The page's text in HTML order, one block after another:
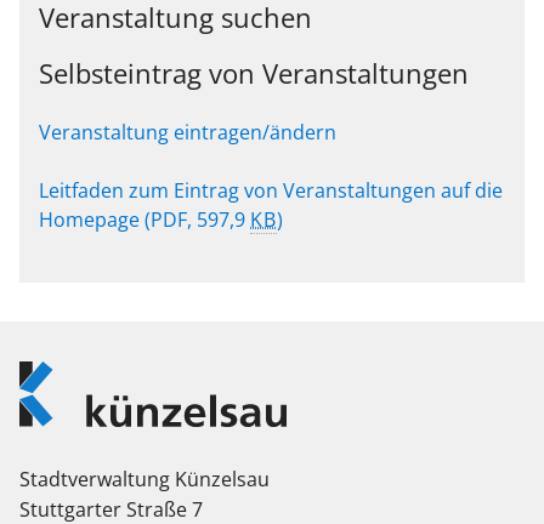
Veranstaltung suchen
Selbsteintrag von Veranstaltungen
Veranstaltung eintragen/ändern
Leitfaden zum Eintrag von Veranstaltungen auf die
Homepage(PDF, 597,9 KB)
Logo
Künzelsau
Stadtverwaltung Künzelsau
Stuttgarter Straße 7